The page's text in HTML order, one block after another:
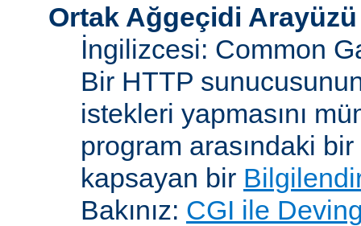
Ortak Ağgeçidi Arayüzü
İngilizcesi: Common
Bir HTTP
istekleri yapmasını
program arasındaki
kapsayan bir
Bakınız: CGI ile